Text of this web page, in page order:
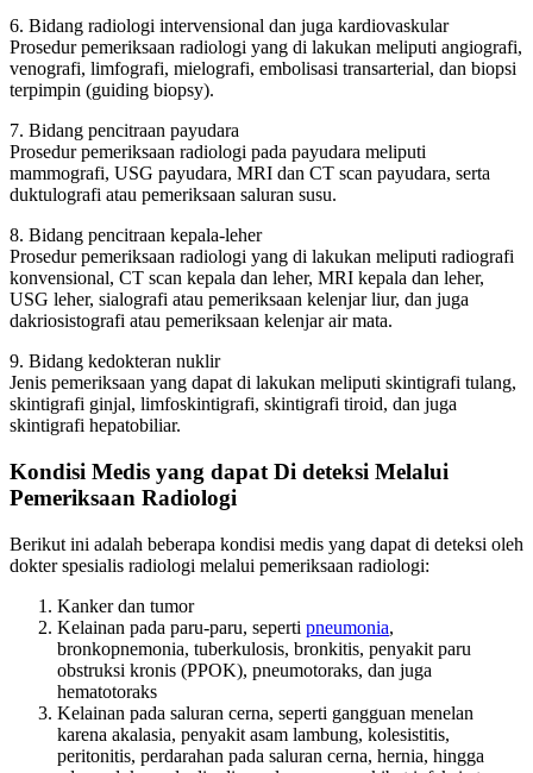
6. Bidang radiologi intervensional dan juga kardiovaskular
Prosedur pemeriksaan radiologi yang di lakukan meliputi angiografi,
venografi, limfografi, mielografi, embolisasi transarterial, dan biopsi
terpimpin (guiding biopsy).
7. Bidang pencitraan payudara
Prosedur pemeriksaan radiologi pada payudara meliputi
mammografi, USG payudara, MRI dan CT scan payudara, serta
duktulografi atau pemeriksaan saluran susu.
8. Bidang pencitraan kepala-leher
Prosedur pemeriksaan radiologi yang di lakukan meliputi radiografi
konvensional, CT scan kepala dan leher, MRI kepala dan leher,
USG leher, sialografi atau pemeriksaan kelenjar liur, dan juga
dakriosistografi atau pemeriksaan kelenjar air mata.
9. Bidang kedokteran nuklir
Jenis pemeriksaan yang dapat di lakukan meliputi skintigrafi tulang,
skintigrafi ginjal, limfoskintigrafi, skintigrafi tiroid, dan juga
skintigrafi hepatobiliar.
Kondisi Medis yang dapat Di deteksi Melalui
Pemeriksaan Radiologi
Berikut ini adalah beberapa kondisi medis yang dapat di deteksi oleh
dokter spesialis radiologi melalui pemeriksaan radiologi:
Kanker dan tumor
Kelainan pada paru-paru, seperti pneumonia,
bronkopnemonia, tuberkulosis, bronkitis, penyakit paru
obstruksi kronis (PPOK), pneumotoraks, dan juga
hematotoraks
Kelainan pada saluran cerna, seperti gangguan menelan
karena akalasia, penyakit asam lambung, kolesistitis,
peritonitis, perdarahan pada saluran cerna, hernia, hingga